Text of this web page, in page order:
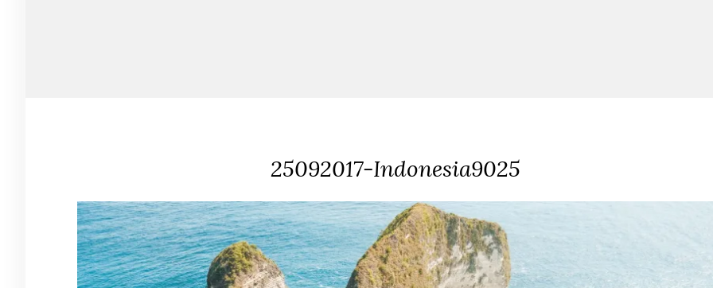
25092017-Indonesia9025